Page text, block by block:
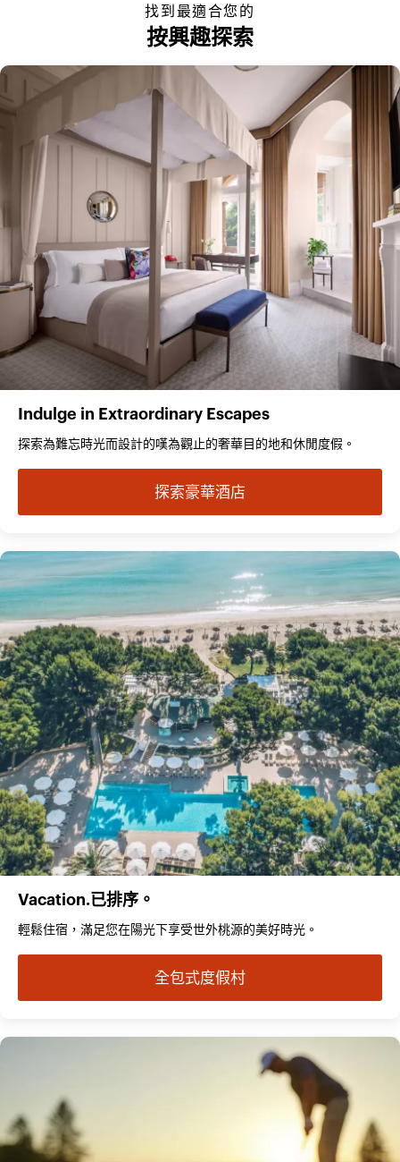
找到最適合您的
按興趣探索
Indulge in Extraordinary Escapes
探索為難忘時光而設計的嘆為觀止的奢華目的地和休閒度假。
探索豪華酒店
Vacation.已排序。
輕鬆住宿，滿足您在陽光下享受世外桃源的美好時光。
全包式度假村